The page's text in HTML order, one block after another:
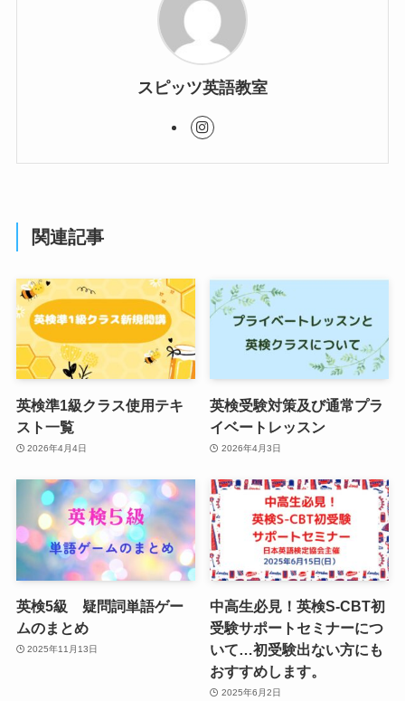
スピッツ英語教室
関連記事
英検準1級クラス使用テキ
スト一覧
2026年4月4日
英検受験対策及び通常プラ
イベートレッスン
2026年4月3日
英検5級 疑問詞単語ゲー
ムのまとめ
2025年11月13日
中高生必見！英検S-CBT初
受験サポートセミナーにつ
いて…初受験出ない方にも
おすすめします。
2025年6月2日